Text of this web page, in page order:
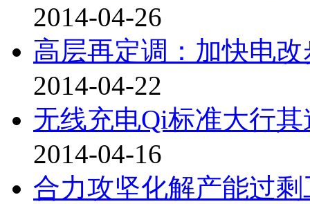
2014-04-26
高层再定调：加快电
2014-04-22
无线充电Qi标准大行
2014-04-16
合力攻坚化解产能过